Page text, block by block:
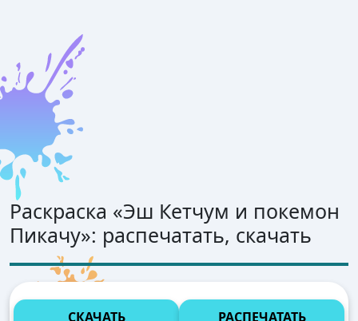
Раскраска «Эш Кетчум и покемон
Пикачу»: распечатать, скачать
СКАЧАТЬ РАСПЕЧАТАТЬ